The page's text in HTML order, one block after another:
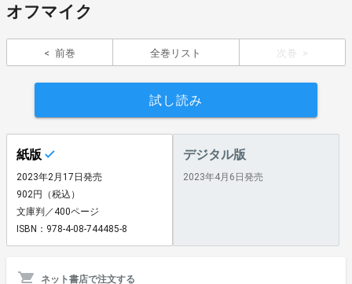
オフマイク
前巻 全巻リスト 次巻
試し読み
紙版
2023年2月17日発売
902円（税込）
文庫判／400ページ
ISBN：978-4-08-744485-8
デジタル版
2023年4月6日発売
ネット書店で注文する